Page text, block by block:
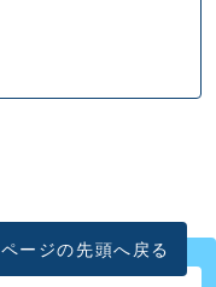
ページの先頭へ戻る